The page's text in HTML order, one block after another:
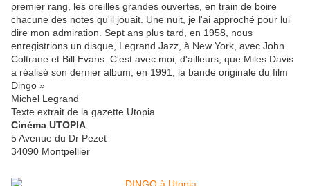
premier rang, les oreilles grandes ouvertes, en train de boire
chacune des notes qu'il jouait. Une nuit, je l'ai approché pour lui
dire mon admiration. Sept ans plus tard, en 1958, nous
enregistrions un disque, Legrand Jazz, à New York, avec John
Coltrane et Bill Evans. C'est avec moi, d'ailleurs, que Miles Davis
a réalisé son dernier album, en 1991, la bande originale du film
Dingo »
Michel Legrand
Texte extrait de la gazette Utopia
Cinéma UTOPIA
5 Avenue du Dr Pezet
34090 Montpellier